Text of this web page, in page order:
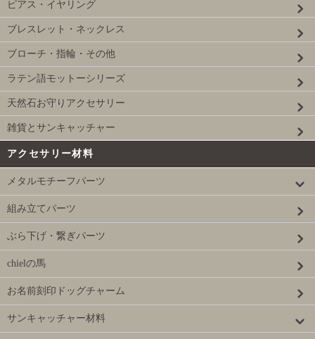
ピアス・イヤリング
ブレスレット・ネックレス
ブローチ・指輪・その他
ラテン語モットーシリーズ
天然石お守りアクセサリー
雑貨とサンキャッチャー
アクセサリー材料
メタルモチーフパーツ
組み立てパーツ
ぶら下げ・繋ぎパーツ
chielの馬
お名前刻印ドッグチャーム
サンキャッチャー材料